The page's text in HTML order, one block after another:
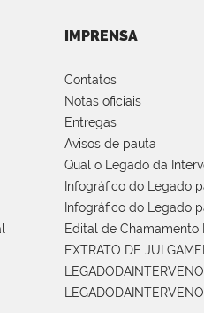
IMPRENSA
Contatos
Notas oficiais
Entregas
Avisos de pauta
Qual o Legado da
Infográfico do Legado
Infográfico do Legado
Edital de Chamamento
EXTRATO DE